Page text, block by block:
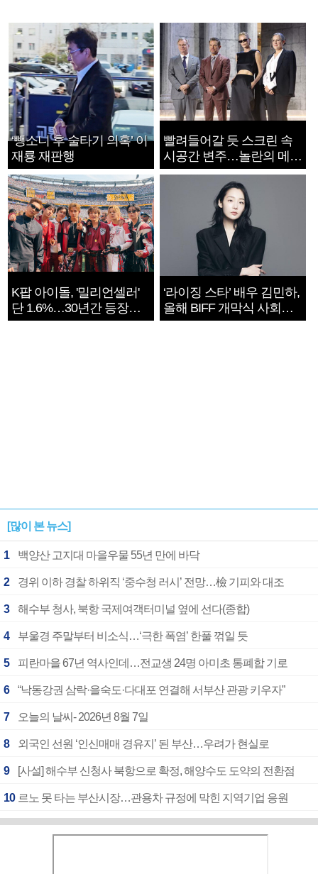
‘뺑소니 후 술타기 의혹’ 이
재룡 재판행
빨려들어갈 듯 스크린 속
시공간 변주…놀란의 메시
지는 ‘전쟁 속죄’
K팝 아이돌, '밀리언셀러'
단 1.6%…30년간 등장
1182개팀 전수조사
‘라이징 스타’ 배우 김민하,
올해 BIFF 개막식 사회자
확정
[많이 본 뉴스]
1 백양산 고지대 마을우물 55년 만에 바닥
2 경위 이하 경찰 하위직 ‘중수청 러시’ 전망…檢 기피와 대조
3 해수부 청사, 북항 국제여객터미널 옆에 선다(종합)
4 부울경 주말부터 비소식…‘극한 폭염’ 한풀 꺾일 듯
5 피란마을 67년 역사인데…전교생 24명 아미초 통폐합 기로
6 “낙동강권 삼락·을숙도·다대포 연결해 서부산 관광 키우자”
7 오늘의 날씨- 2026년 8월 7일
8 외국인 선원 ‘인신매매 경유지’ 된 부산…우려가 현실로
9 [사설] 해수부 신청사 북항으로 확정, 해양수도 도약의 전환점
10 르노 못 타는 부산시장…관용차 규정에 막힌 지역기업 응원